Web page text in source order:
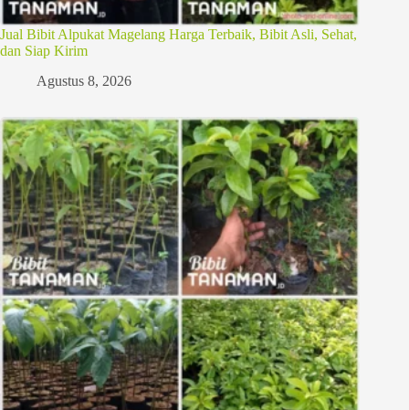
Jual Bibit Alpukat Magelang Harga Terbaik, Bibit Asli, Sehat,
dan Siap Kirim
Agustus 8, 2026